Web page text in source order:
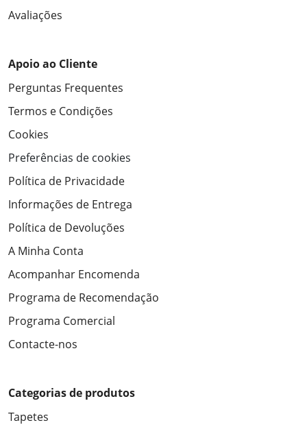
Avaliações
Apoio ao Cliente
Perguntas Frequentes
Termos e Condições
Cookies
Preferências de cookies
Política de Privacidade
Informações de Entrega
Política de Devoluções
A Minha Conta
Acompanhar Encomenda
Programa de Recomendação
Programa Comercial
Contacte-nos
Categorias de produtos
Tapetes